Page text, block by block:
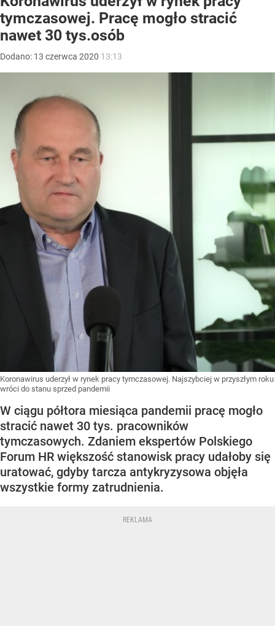
tymczasowej. Pracę mogło stracić
nawet 30 tys.osób
Dodano: 13 czerwca 2020 13:13
Koronawirus uderzył w rynek pracy tymczasowej. Najszybciej w przyszłym roku
wróci do stanu sprzed pandemii
W ciągu półtora miesiąca pandemii pracę mogło
stracić nawet 30 tys. pracowników
tymczasowych. Zdaniem ekspertów Polskiego
Forum HR większość stanowisk pracy udałoby się
uratować, gdyby tarcza antykryzysowa objęła
wszystkie formy zatrudnienia.